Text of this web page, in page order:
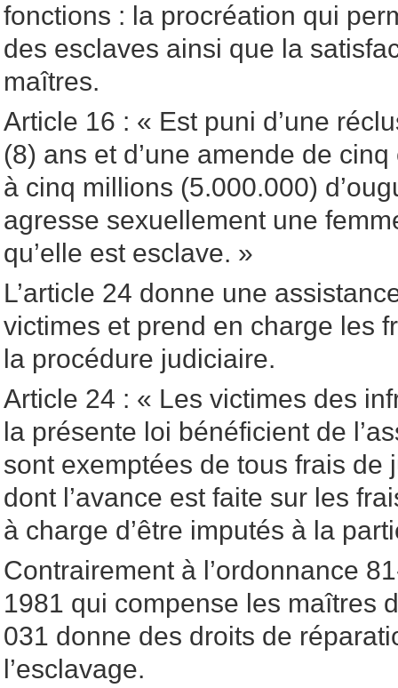
fonctions : la procréation qui
des esclaves ainsi que la
maîtres.
Article 16 : « Est puni d’une
(8) ans et d’une amende de
à cinq millions (5.000.000)
agresse sexuellement une
qu’elle est esclave. »
L’article 24 donne une
victimes et prend en charge les
la procédure judiciaire.
Article 24 : « Les victimes des
la présente loi bénéficient de
sont exemptées de tous frais de
dont l’avance est faite sur les
à charge d’être imputés à la
Contrairement à l’ordonnance
1981 qui compense les maîtres
031 donne des droits de
l’esclavage.